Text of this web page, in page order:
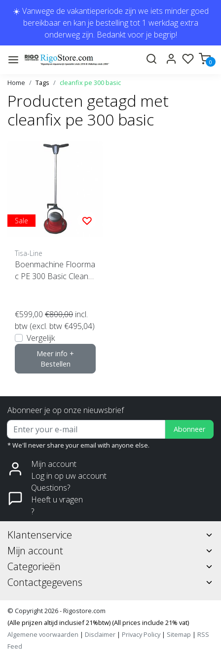
☀️ Vanwege de vakantieperiode zijn we iets minder goed
bereikbaar en kan je bestelling tot 1 werkdag extra
onderweg zijn. Bedankt voor je begrip!
0
Home Tags cleanfix pe 300 basic
Producten getagd met
cleanfix pe 300 basic
Sale
Tisa-Line
Boenmachine Floorma
c PE 300 Basic Cleanfi
€599,00 €800,00 incl.
btw (excl. btw €495,04)
Vergelijk
Meer info +
Bestellen
Abonneer je op onze nieuwsbrief
Abonneer
* We'll never share your email with anyone else.
Mijn account
Log in op uw account
Questions?
Heeft u vragen
?
Klantenservice
Mijn account
Categorieën
Contactgegevens
© Copyright 2026 - Rigostore.com
(Alle prijzen altijd inclusief 21%btw) (All prices include 21% vat)
Algemene voorwaarden | Disclaimer | Privacy Policy| Sitemap | RSS
Feed